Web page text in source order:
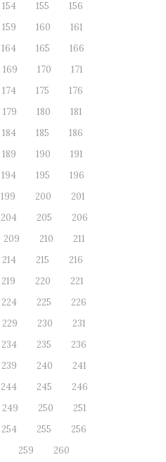
154 155
156
159 160
161
164 165
166
169 170
171
174 175
176
179 180
181
184 185
186
189 190
191
194 195
196
199 200
201
204 205
206
209 210
211
214 215
216
219 220
221
224 225
226
229 230
231
234 235
236
239 240
241
244 245
246
249 250
251
254 255
256
259 260